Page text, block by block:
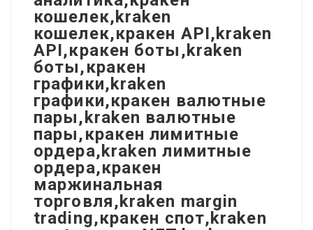
кошелек,kraken
кошелек,кракен API,kraken
API,кракен боты,kraken
боты,кракен
графики,kraken
графики,кракен валютные
пары,kraken валютные
пары,кракен лимитные
ордера,kraken лимитные
ордера,кракен
маржинальная
торговля,kraken margin
trading,кракен спот,kraken